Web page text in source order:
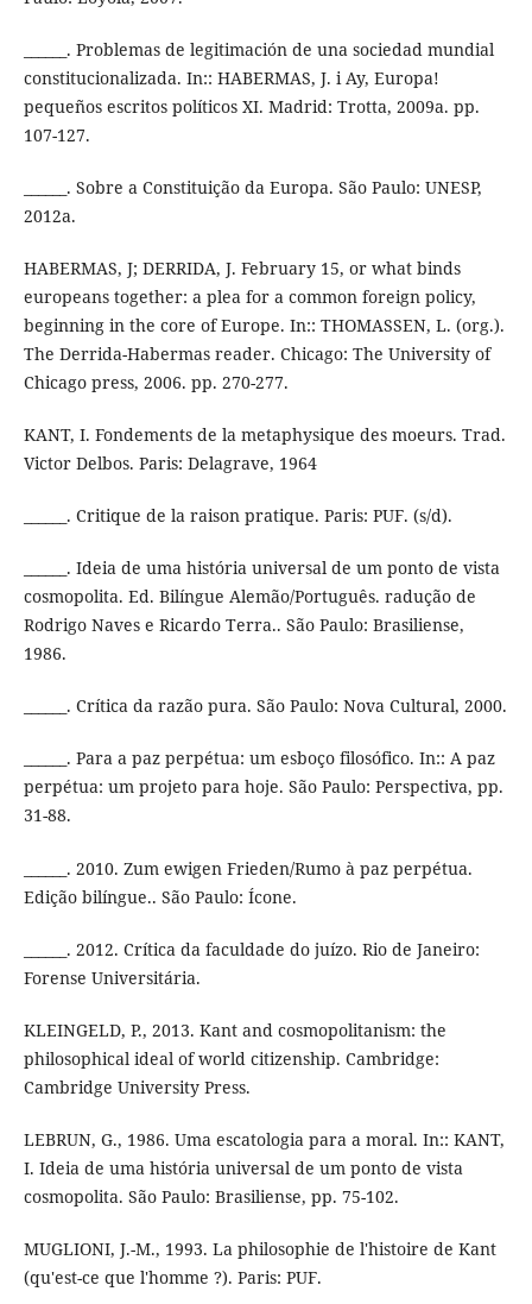
______. Problemas de legitimación de una sociedad mundial
constitucionalizada. In:: HABERMAS, J. i Ay, Europa!
pequeños escritos políticos XI. Madrid: Trotta, 2009a. pp.
107-127.
______. Sobre a Constituição da Europa. São Paulo: UNESP,
2012a.
HABERMAS, J; DERRIDA, J. February 15, or what binds
europeans together: a plea for a common foreign policy,
beginning in the core of Europe. In:: THOMASSEN, L. (org.).
The Derrida-Habermas reader. Chicago: The University of
Chicago press, 2006. pp. 270-277.
KANT, I. Fondements de la metaphysique des moeurs. Trad.
Victor Delbos. Paris: Delagrave, 1964
______. Critique de la raison pratique. Paris: PUF. (s/d).
______. Ideia de uma história universal de um ponto de vista
cosmopolita. Ed. Bilíngue Alemão/Português. radução de
Rodrigo Naves e Ricardo Terra.. São Paulo: Brasiliense,
1986.
______. Crítica da razão pura. São Paulo: Nova Cultural, 2000.
______. Para a paz perpétua: um esboço filosófico. In:: A paz
perpétua: um projeto para hoje. São Paulo: Perspectiva, pp.
31-88.
______. 2010. Zum ewigen Frieden/Rumo à paz perpétua.
Edição bilíngue.. São Paulo: Ícone.
______. 2012. Crítica da faculdade do juízo. Rio de Janeiro:
Forense Universitária.
KLEINGELD, P., 2013. Kant and cosmopolitanism: the
philosophical ideal of world citizenship. Cambridge:
Cambridge University Press.
LEBRUN, G., 1986. Uma escatologia para a moral. In:: KANT,
I. Ideia de uma história universal de um ponto de vista
cosmopolita. São Paulo: Brasiliense, pp. 75-102.
MUGLIONI, J.-M., 1993. La philosophie de l'histoire de Kant
(qu'est-ce que l'homme ?). Paris: PUF.